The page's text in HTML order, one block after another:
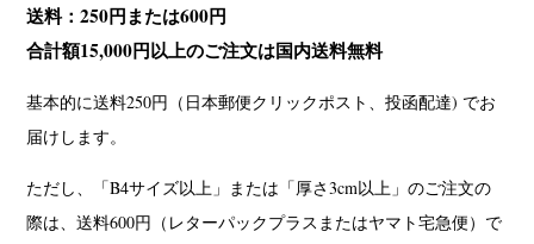
送料：250円または600円
合計額15,000円以上のご注文は国内送料無料
基本的に送料250円（日本郵便クリックポスト、投函配達) でお
届けします。
ただし、「B4サイズ以上」または「厚さ3cm以上」のご注文の
際は、送料600円（レターパックプラスまたはヤマト宅急便）で